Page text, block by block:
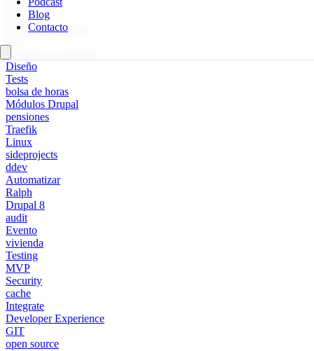
Blog
Contacto
españa
SSL
Monitores externos
Diseño
Tests
bolsa de horas
Módulos Drupal
pensiones
Traefik
Linux
sideprojects
ddev
Automatizar
Ralph
Drupal 8
audit
Evento
vivienda
Testing
MVP
Security
cache
Integrate
Developer Experience
GIT
open source